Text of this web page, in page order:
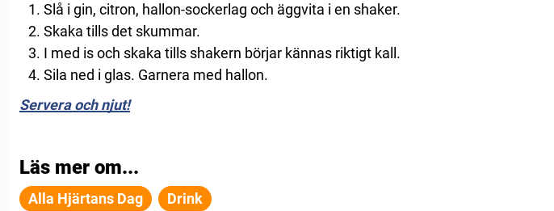
Slå i gin, citron, hallon-sockerlag och äggvita i en shaker.
Skaka tills det skummar.
I med is och skaka tills shakern börjar kännas riktigt kall.
Sila ned i glas. Garnera med hallon.
Servera och njut!
Läs mer om...
Alla Hjärtans Dag Drink